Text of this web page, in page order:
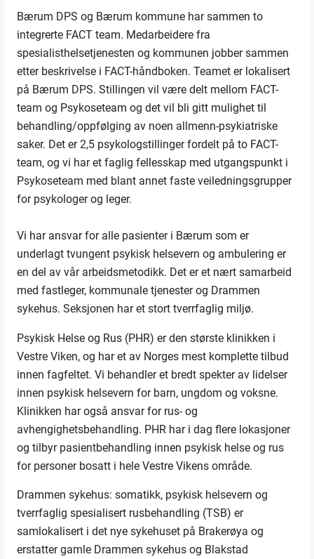
Bærum DPS og Bærum kommune har sammen to
integrerte FACT team. Medarbeidere fra
spesialisthelsetjenesten og kommunen jobber sammen
etter beskrivelse i FACT-håndboken. Teamet er lokalisert
på Bærum DPS. Stillingen vil være delt mellom FACT-
team og Psykoseteam og det vil bli gitt mulighet til
behandling/oppfølging av noen allmenn-psykiatriske
saker. Det er 2,5 psykologstillinger fordelt på to FACT-
team, og vi har et faglig fellesskap med utgangspunkt i
Psykoseteam med blant annet faste veiledningsgrupper
for psykologer og leger.
Vi har ansvar for alle pasienter i Bærum som er
underlagt tvungent psykisk helsevern og ambulering er
en del av vår arbeidsmetodikk. Det er et nært samarbeid
med fastleger, kommunale tjenester og Drammen
sykehus. Seksjonen har et stort tverrfaglig miljø.
Psykisk Helse og Rus (PHR) er den største klinikken i
Vestre Viken, og har et av Norges mest komplette tilbud
innen fagfeltet. Vi behandler et bredt spekter av lidelser
innen psykisk helsevern for barn, ungdom og voksne.
Klinikken har også ansvar for rus- og
avhengighetsbehandling. PHR har i dag flere lokasjoner
og tilbyr pasientbehandling innen psykisk helse og rus
for personer bosatt i hele Vestre Vikens område.
Drammen sykehus: somatikk, psykisk helsevern og
tverrfaglig spesialisert rusbehandling (TSB) er
samlokalisert i det nye sykehuset på Brakerøya og
erstatter gamle Drammen sykehus og Blakstad